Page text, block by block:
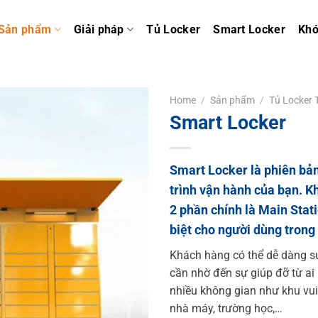
phẩm Giải pháp Tủ Locker Smart Locker
Home / Sản phẩm / Tủ Locker
Smart Locker
Smart Locker là phiên
trình vận hành của bạn.
2 phần chính là Main
biệt cho người dùng
Khách hàng có thể dễ dàng
cần nhờ đến sự giúp đỡ từ
nhiều không gian như khu
nhà máy, trường học,…